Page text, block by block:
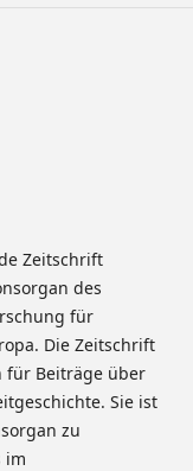
Zeitschrift
des
für
Die Zeitschrift
für Beiträge über
Sie ist
zu
im